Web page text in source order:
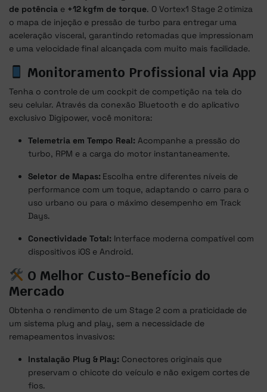
de potênciae +12 kgfm de torque. O Vortex1 Stage 2 otimiza
o mapa de injeção e pressão de turbo para entregar uma
aceleração visceral, garantindo retomadas que impressionam
e uma velocidade final alcançada com muito mais facilidade.
Monitoramento Profissional via App
Tenha o controle de um cockpit de competição na tela do
seu celular. Através da conexão Bluetooth e do aplicativo
exclusivo Digipower, você monitora:
Telemetria em Tempo Real: Acompanhe a pressão do
turbo, RPM e a carga do motor instantaneamente.
Seletor de Mapas: Escolha entre diferentes níveis de
performance com um toque, adaptando o carro para o
uso urbano ou para o máximo desempenho em Track
Days.
Conectividade Total: Interface moderna compatível com
dispositivos iOS e Android.
O Melhor Custo-Benefício do
Mercado
Obtenha o rendimento de um Stage 2 com a praticidade de
um sistema plug and play, sem a necessidade de
remapeamentos invasivos:
Instalação Plug & Play: Conectores originais que
preservam o chicote do veículo e não exigem cortes de
fios.